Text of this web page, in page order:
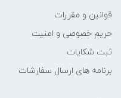
قوانین و مقررات
حریم خصوصی و امنیت
ثبت شکایات
برنامه های ارسال سفارشات